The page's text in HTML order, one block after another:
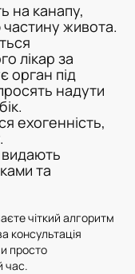
на канапу,
живота.
лікар за
орган під
надути
ехогенність,
видають
та
чіткий алгоритм
консультація
просто
час.